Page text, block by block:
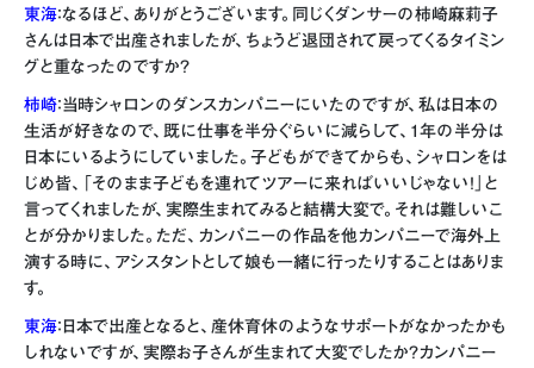
東海：なるほど、ありがとうございます。同じくダンサーの柿崎麻莉子
さんは日本で出産されましたが、ちょうど退団されて戻ってくるタイミン
グと重なったのですか？
柿崎：当時シャロンのダンスカンパニーにいたのですが、私は日本の
生活が好きなので、既に仕事を半分ぐらいに減らして、1年の半分は
日本にいるようにしていました。子どもができてからも、シャロンをは
じめ皆、「そのまま子どもを連れてツアーに来ればいいじゃない！」と
言ってくれましたが、実際生まれてみると結構大変で。それは難しいこ
とが分かりました。ただ、カンパニーの作品を他カンパニーで海外上
演する時に、アシスタントとして娘も一緒に行ったりすることはありま
す。
東海：日本で出産となると、産休育休のようなサポートがなかったかも
しれないですが、実際お子さんが生まれて大変でしたか？カンパニー